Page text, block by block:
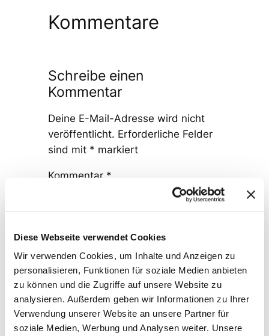
Diese Webseite verwendet Cookies
Wir verwenden Cookies, um Inhalte und Anzeigen zu
personalisieren, Funktionen für soziale Medien anbieten
zu können und die Zugriffe auf unsere Website zu
analysieren. Außerdem geben wir Informationen zu Ihrer
Verwendung unserer Website an unsere Partner für
soziale Medien, Werbung und Analysen weiter. Unsere
Kommentare
Schreibe einen
Kommentar
Deine E-Mail-Adresse wird nicht
veröffentlicht. Erforderliche Felder
sind mit * markiert
Kommentar *
Name*
E-Mail-Adresse*